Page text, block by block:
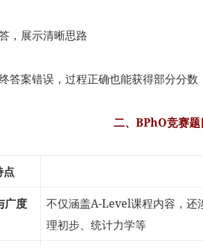
，展示清晰思路
答案错误，过程正确也能获得部分分数
二、BPhO竞赛
点
广度
不仅涵盖A-Level课程内容，还
理初步、统计力学等